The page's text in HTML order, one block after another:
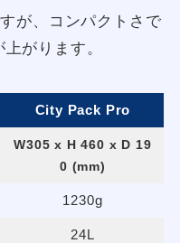
が、コンパクトさで
がります。
City Pack Pro
W305 x H 460 x D 19
0 (mm)
1230g
24L